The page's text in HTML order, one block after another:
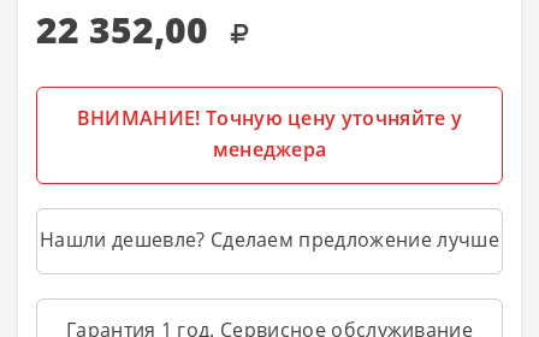
22 352,00
ВНИМАНИЕ! Точную цену уточняйте у
менеджера
Нашли дешевле? Сделаем предложение лучше
Гарантия 1 год. Сервисное обслуживание